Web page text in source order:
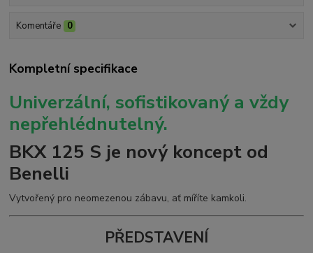
Komentáře 0
Kompletní specifikace
Univerzální, sofistikovaný a vždy
nepřehlédnutelný.
BKX 125 S je nový koncept od
Benelli
Vytvořený pro neomezenou zábavu, ať míříte kamkoli.
PŘEDSTAVENÍ